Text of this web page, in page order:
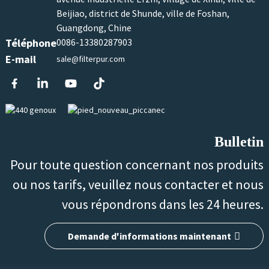
Beijiao, district de Shunde, ville de Foshan,
Guangdong, Chine
Téléphone0086-13380287903
E-mail sale@filterpur.com
Bulletin
Pour toute question concernant nos produits
ou nos tarifs, veuillez nous contacter et nous
vous répondrons dans les 24 heures.
Demande d'informations maintenant